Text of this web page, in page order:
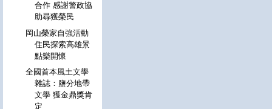
合作 感謝警政協
助尋獲榮民
岡山榮家自強活動
住民探索高雄景
點樂開懷
全國首本風土文學
雜誌：鹽分地帶
文學 獲金鼎獎肯
定